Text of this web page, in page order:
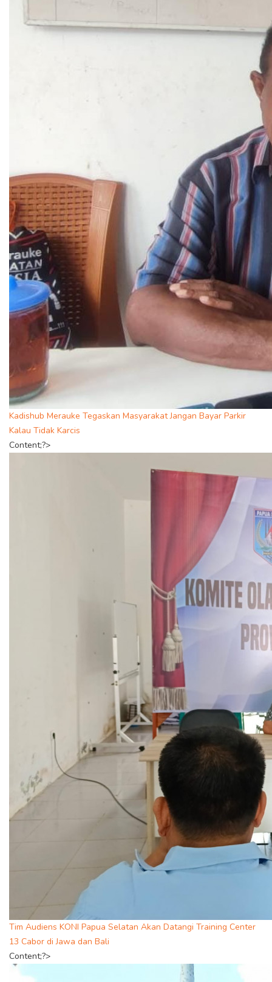
Kadishub Merauke Tegaskan Masyarakat Jangan Bayar Parkir
Kalau Tidak Karcis
Content;?>
Tim Audiens KONI Papua Selatan Akan Datangi Training Center
13 Cabor di Jawa dan Bali
Content;?>